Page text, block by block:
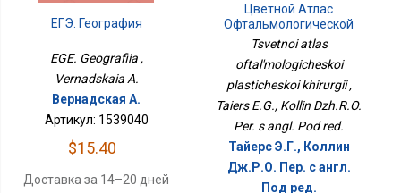
ЕГЭ. География
EGE. Geografiia ,
Vernadskaia A.
Вернадская А.
Артикул: 1539040
$15.40
Доставка за 14–20 дней
Цветной Атлас
Офтальмологической
Пластической Хирургии
Tsvetnoi atlas
oftal'mologicheskoi
plasticheskoi khirurgii ,
Taiers E.G., Kollin Dzh.R.O.
Per. s angl. Pod red.
Тайерс Э.Г., Коллин
Дж.Р.О. Пер. с англ.
Под ред.